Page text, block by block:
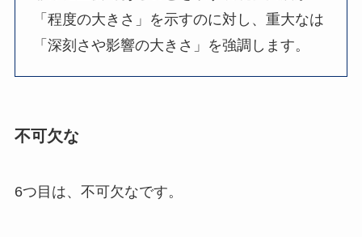
「程度の大きさ」を示すのに対し、重大なは
「深刻さや影響の大きさ」を強調します。
不可欠な
6つ目は、不可欠なです。